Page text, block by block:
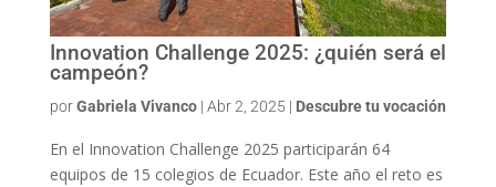
Innovation Challenge 2025: ¿quién será el
campeón?
porGabriela Vivanco| Abr 2, 2025 | Descubre tu vocación
En el Innovation Challenge 2025 participarán 64
equipos de 15 colegios de Ecuador. Este año el reto es